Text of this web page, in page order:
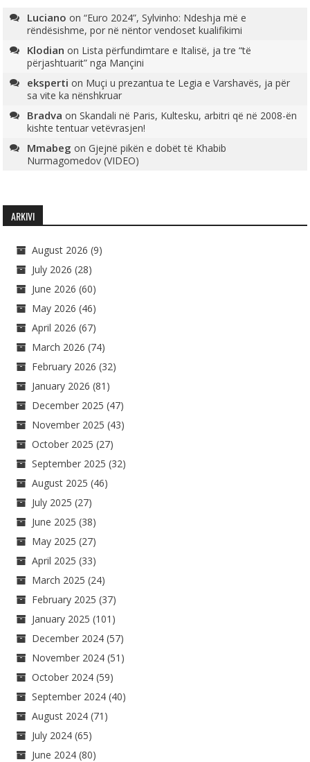
Luciano on“Euro 2024”, Sylvinho: Ndeshja më e
rëndësishme, por në nëntor vendoset kualifikimi
Klodian on Lista përfundimtare e Italisë, ja tre “të
përjashtuarit” nga Mançini
eksperti on Muçi u prezantua te Legia e Varshavës, ja për
sa vite ka nënshkruar
Bradva onSkandali në Paris, Kultesku, arbitri që në 2008-ën
kishte tentuar vetëvrasjen!
Mmabeg onGjejnë pikën e dobët të Khabib
Nurmagomedov (VIDEO)
ARKIVI
August 2026 (9)
July 2026 (28)
June 2026 (60)
May 2026 (46)
April 2026 (67)
March 2026 (74)
February 2026 (32)
January 2026 (81)
December 2025 (47)
November 2025 (43)
October 2025 (27)
September 2025 (32)
August 2025 (46)
July 2025 (27)
June 2025 (38)
May 2025 (27)
April 2025 (33)
March 2025 (24)
February 2025 (37)
January 2025 (101)
December 2024 (57)
November 2024 (51)
October 2024 (59)
September 2024 (40)
August 2024 (71)
July 2024 (65)
June 2024 (80)